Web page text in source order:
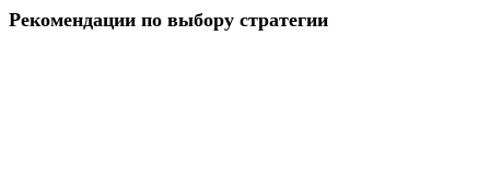
Рекомендации по выбору стратегии